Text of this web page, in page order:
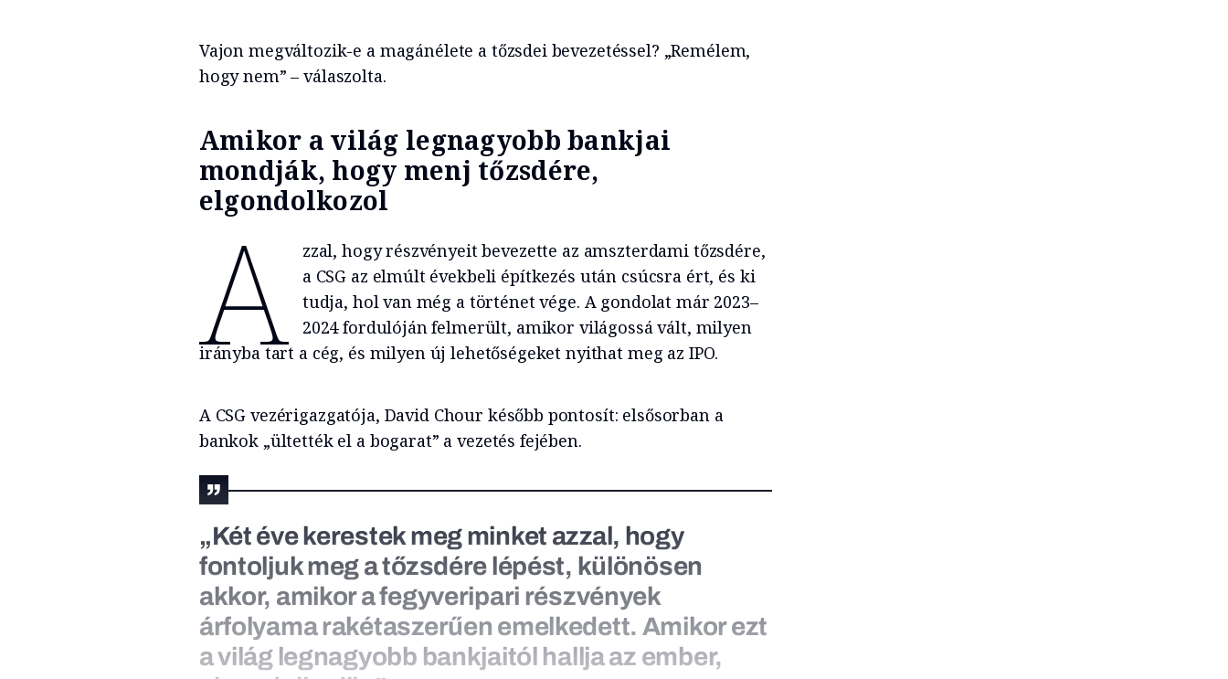
Vajon megváltozik-e a magánélete a tőzsdei bevezetéssel? „Remélem,
hogy nem” – válaszolta.
Amikor a világ legnagyobb bankjai
mondják, hogy menj tőzsdére,
elgondolkozol
A
zzal, hogy részvényeit bevezette az amszterdami tőzsdére,
a CSG az elmúlt évekbeli építkezés után csúcsra ért, és ki
tudja, hol van még a történet vége. A gondolat már 2023–
2024 fordulóján felmerült, amikor világossá vált, milyen
irányba tart a cég, és milyen új lehetőségeket nyithat meg az IPO.
A CSG vezérigazgatója, David Chour később pontosít: elsősorban a
bankok „ültették el a bogarat” a vezetés fejében.
„Két éve kerestek meg minket azzal, hogy
fontoljuk meg a tőzsdére lépést, különösen
akkor, amikor a fegyveripari részvények
árfolyama rakétaszerűen emelkedett. Amikor ezt
a világ legnagyobb bankjaitól hallja az ember,